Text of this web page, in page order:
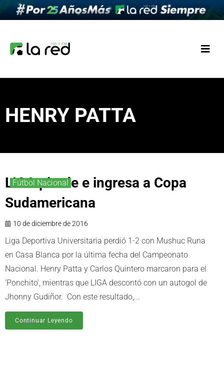
HENRY PATTA
Fútbol Nacional
LIGA pierde e ingresa a Copa
Sudamericana
10 de diciembre de 2016
Liga Deportiva Universitaria perdió 1-2 con Mushuc Runa
en Casa Blanca por la última fecha del Campeonato
Nacional. Henry Patta y Carlos Quintero marcaron para el
'Ponchito', mientras que LIGA descontó con un autogol de
Jhonny Gudiñor. Con este resultado,...
Continuar Leyendo